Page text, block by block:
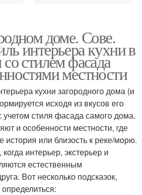
доме. Сове.
интерьера кухни в
со стилем фасада
местности
кухни загородного дома (и
исходя из вкусов его
учетом стиля фасада самого дома.
и особенности местности, где
или близость к реке/морю.
интерьер, экстерьер и
естественным
Вот несколько подсказок,